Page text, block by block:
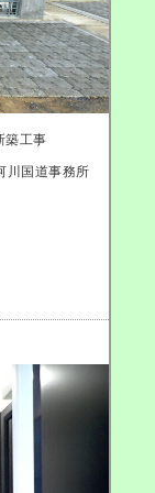
築工事
川国道事務所